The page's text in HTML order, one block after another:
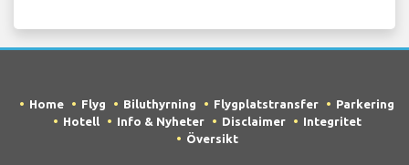
Home Flyg Biluthyrning Flygplatstransfer
Parkering
Hotell
Info & Nyheter Disclaimer
Integritet
Översikt